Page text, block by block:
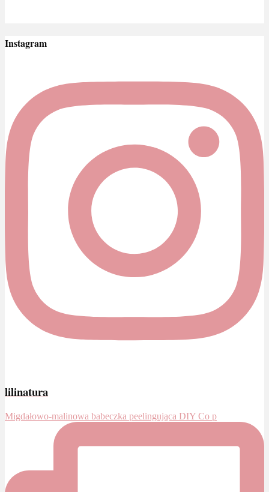
Instagram
lilinatura
Migdałowo-malinowa babeczka peelingująca DIY Co p